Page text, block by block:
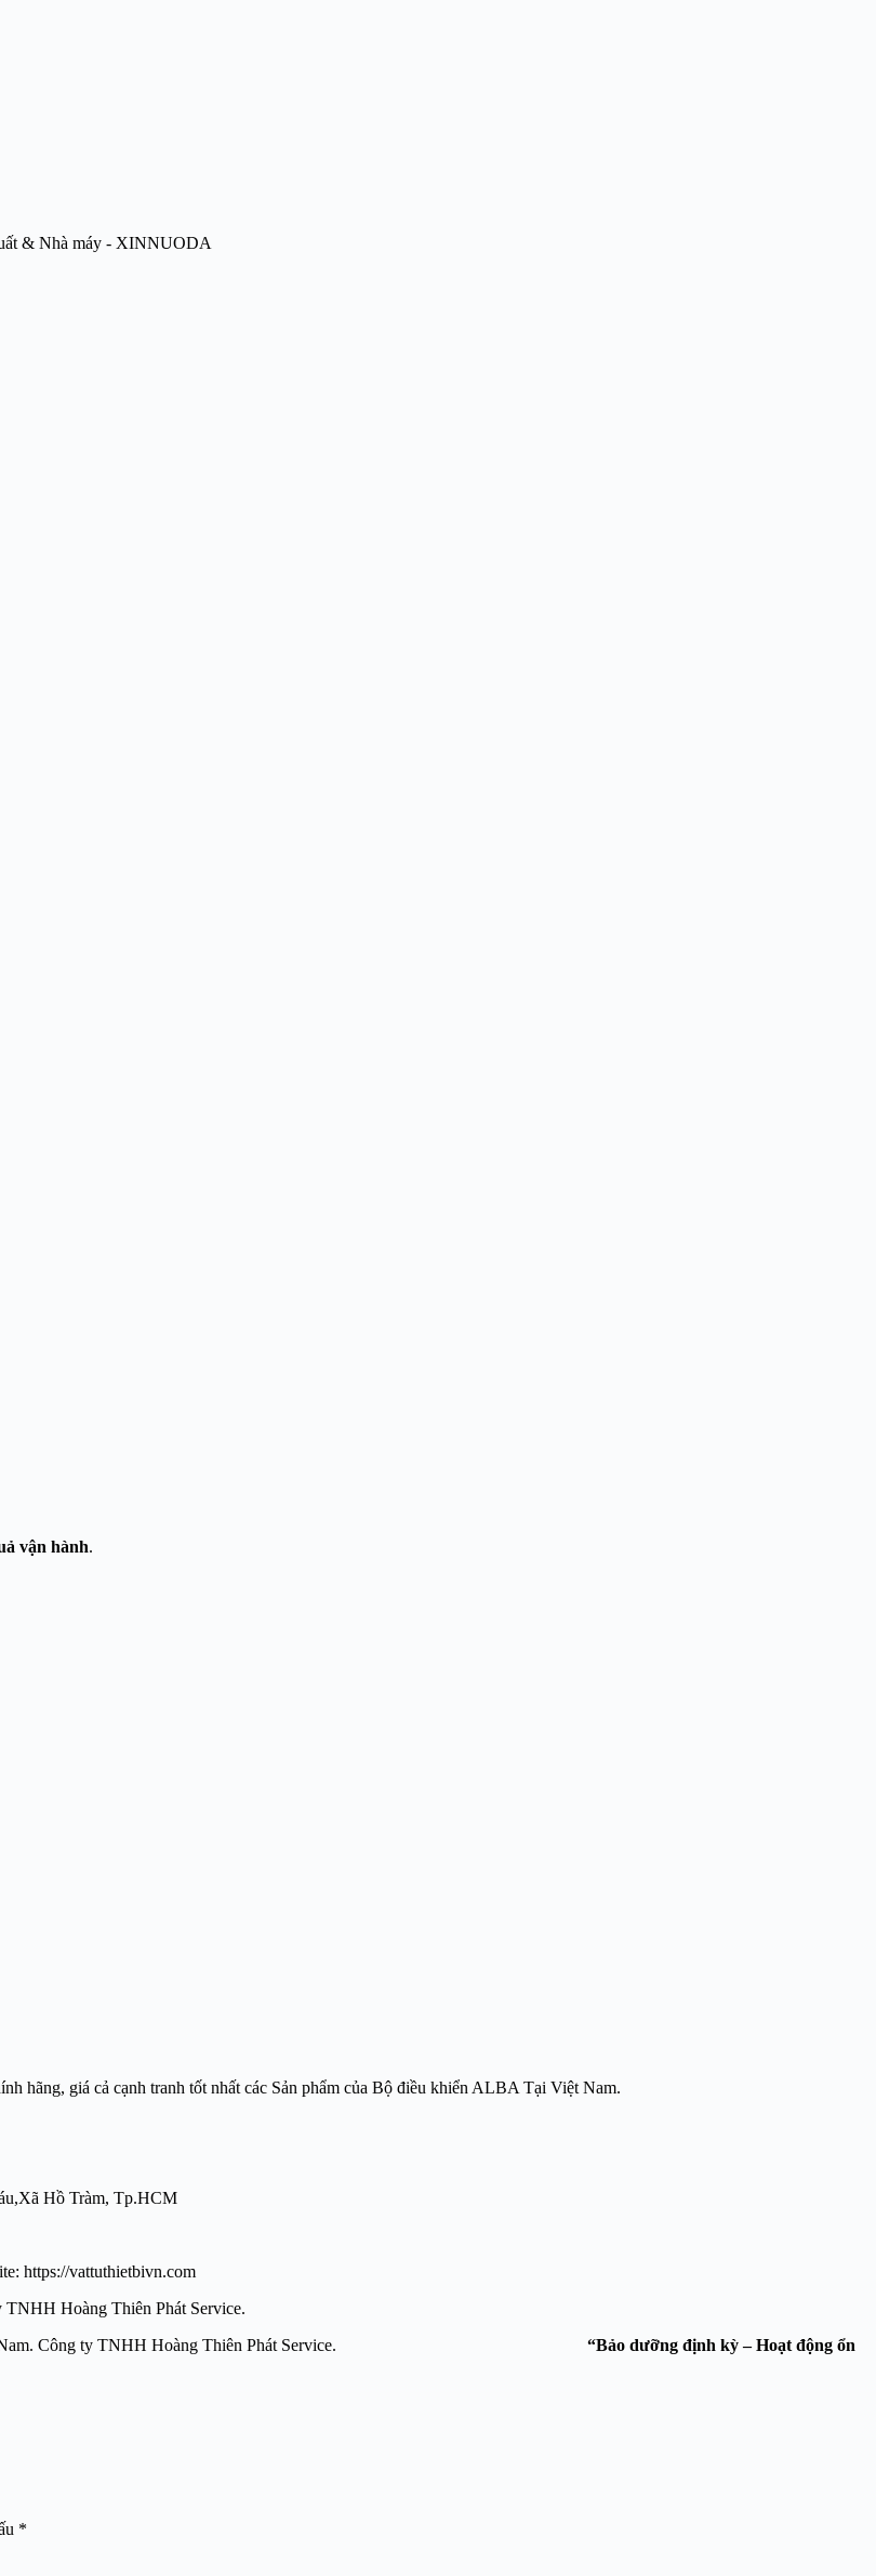
vận hành.
hãng, giá cả cạnh tranh tốt nhất các Sản phẩm của Bộ điều khiển ALBA Tại Việt Nam.
Hồ Tràm, Tp.HCM
vattuthietbivn.com
Hoàng Thiên Phát Service.
Tại Việt Nam. Công ty TNHH Hoàng Thiên Phát Service.
“Bảo dưỡng định kỳ – Hoạt động ổn
*